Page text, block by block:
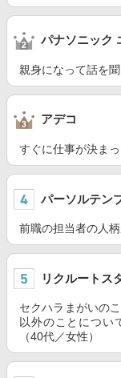
パナソニック
親身になって話を
アデコ
すぐに仕事が決ま
パーソルテン
前職の担当者の人
リクルートス
セクハラまがいの
以外のことについ
（40代／女性）